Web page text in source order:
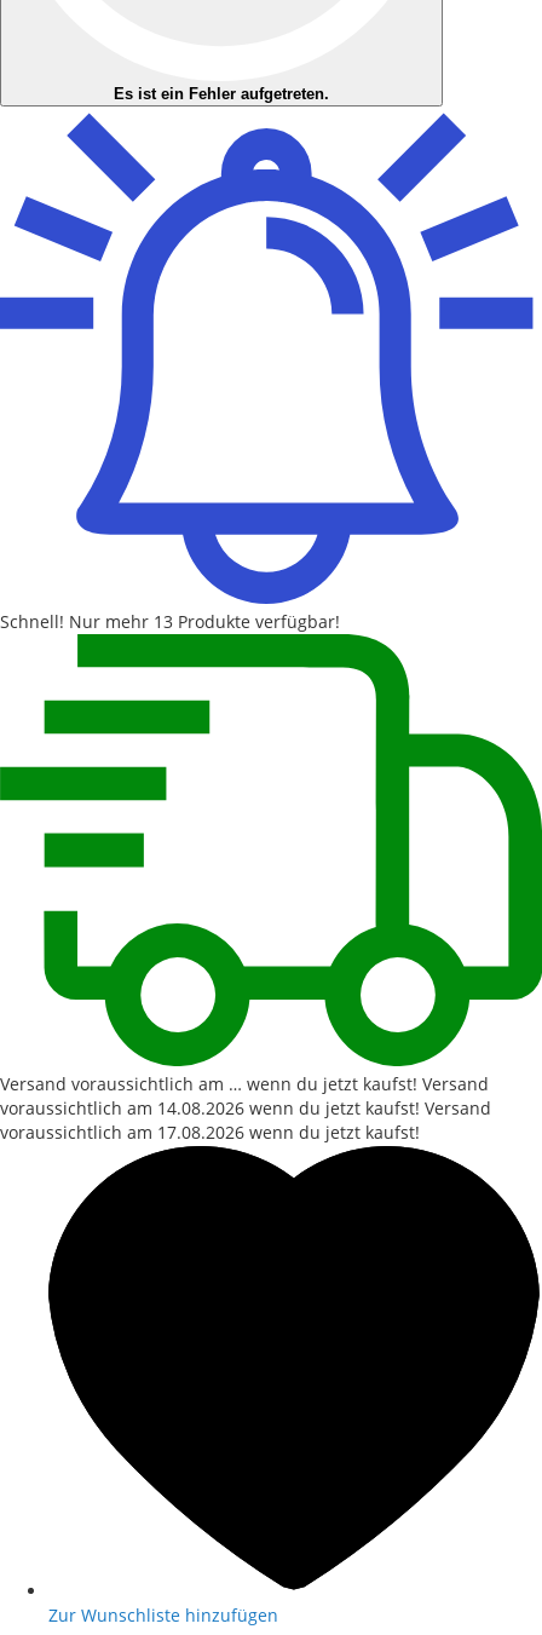
Es ist ein Fehler aufgetreten.
Schnell! Nur mehr 13 Produkte verfügbar!
Versand voraussichtlich am … wenn du jetzt kaufst! Versand
voraussichtlich am 14.08.2026 wenn du jetzt kaufst! Versand
voraussichtlich am 17.08.2026 wenn du jetzt kaufst!
Zur Wunschliste hinzufügen